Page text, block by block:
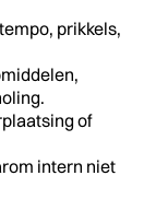
prikkels,
of
intern niet